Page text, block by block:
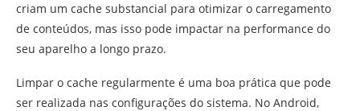
criam um cache substancial para otimizar o carregamento
de conteúdos, mas isso pode impactar na performance do
seu aparelho a longo prazo.
Limpar o cache regularmente é uma boa prática que pode
ser realizada nas configurações do sistema. No Android,